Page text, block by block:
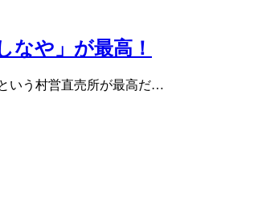
なや」が最高！
いう村営直売所が最高だ…